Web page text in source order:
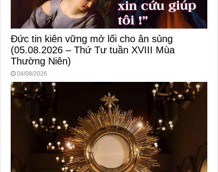
Đức tin kiên vững mở lối cho ân sủng
(05.08.2026 – Thứ Tư tuần XVIII Mùa
Thường Niên)
04/08/2026